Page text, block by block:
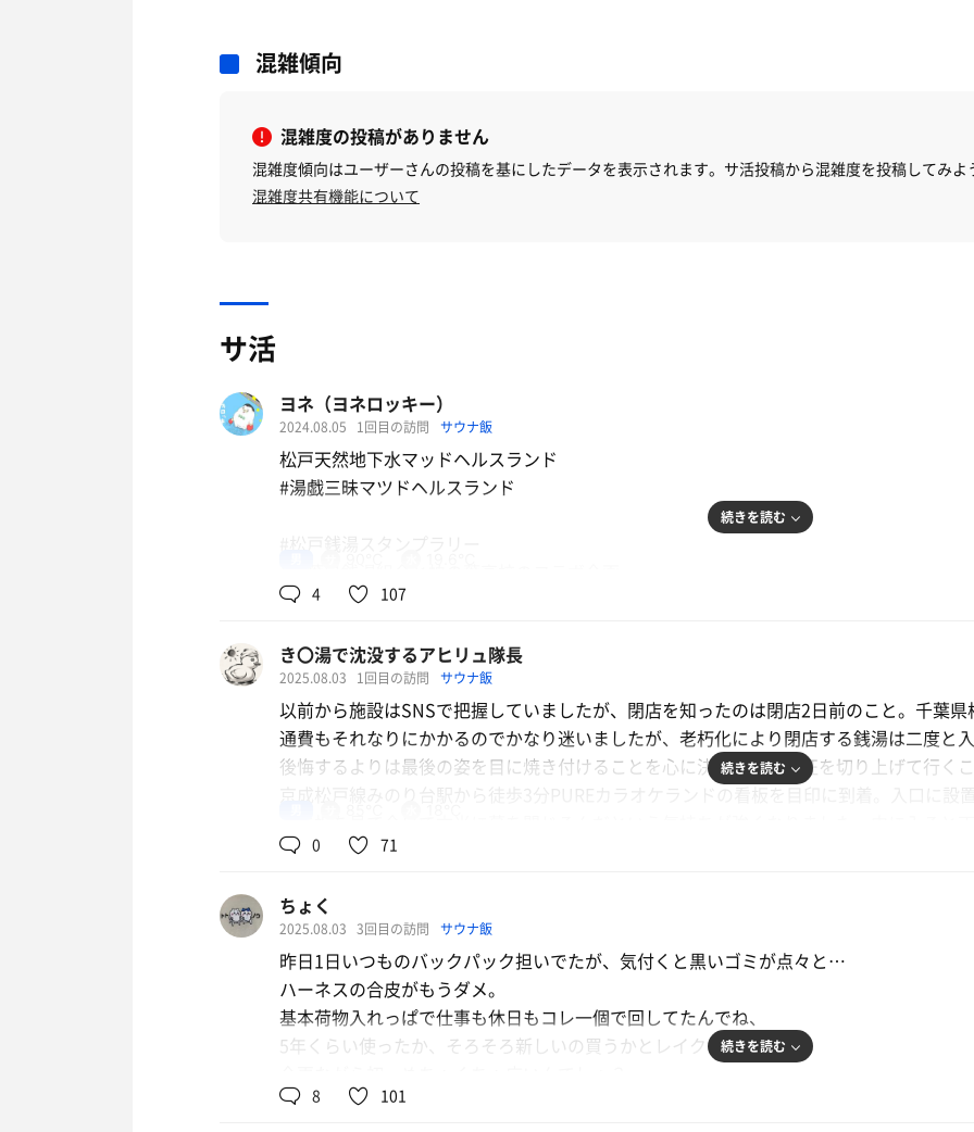
混雑傾向
混雑度の投稿がありません
混雑度傾向はユーザーさんの投稿を基にしたデータを表示されます。サ活投稿から混雑度を投稿してみよ
混雑度共有機能について
サ活
ヨネ（ヨネロッキー）
2024.08.05 1回目の訪問 サウナ飯
松戸天然地下水マッドヘルスランド
#湯戯三昧マツドヘルスランド
🎤洞窟
松戸と言ったらあそこのラーメン屋、だが、ネット予約制で入れず、マッド（マツドヘ
れで早めに閉店。行き着いた謎のラーメン店の激辛味噌つけ麺は意外と美味かった。
だ❗️と思ったが看板はカラオケピュア。やっぱり。どこにも松戸ヘルスランドの文字はな
と、問いかける。
「マッド？」
「あ、松戸😅」
「そうですよ。マツドヘルスランドです。」
🎤裏取り
券売機の裏のロビーの壁には大きなペンキ絵。そこにしっかりと、湯戯三昧 松戸ヘル
コはマッドヘルスランド。
続きを読む
4 107
き〇湯で沈没するアヒリュ隊長
2025.08.03 1回目の訪問 サウナ飯
以前から施設はSNSで把握していましたが、閉店を知ったのは閉店2日前のこと。千葉
通費もそれなりにかかるのでかなり迷いましたが、老朽化により閉店する銭湯は二度と
後悔するよりは最後の姿を目に焼き付けることを心に決めて三重遠征を切り上げて行く
を横目に券売機でらくらくセットを購入して受付に下駄箱の鍵と共に提示。フェイスタ
ずっと思い出に残すことを誓って受け取りました。
脱衣所は格子状ロッカー。洗面台に、ドライヤー(20円3分)が2個。浴場入口付近に給水
子(下着着用&タオル敷く)が3脚用意されています。
浴場は温カランが出ず、ローリングバスとドリームバスは気泡が出ていない状況でした
お風呂は稼働していたので特に問題なしです。ボディソープとリンスインシャンプーが
ワーヘッドはミラブル。設備故障とは聞いていましたが…本当によくここまで頑張りま
て座ります。照明は暗め。ストーブが壁に格納されて前の壁はレンガで、床に近い部分
続きを読む
0 71
ちょく
2025.08.03 3回目の訪問 サウナ飯
昨日1日いつものバックパック担いでたが、気付くと黒いゴミが点々と…
ハーネスの合皮がもうダメ。
基本荷物入れっぱで仕事も休日もコレ一個で回してたんでね、
5年くらい使ったか、そろそろ新しいの買うかとレイクタウンへ。
KAZEとアウトレットしか見れなかったがクッソ疲れたわ。
続きを読む
8 101